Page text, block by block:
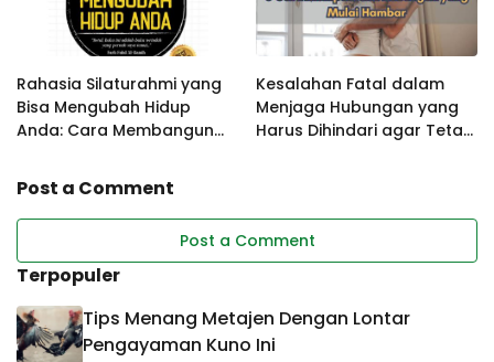
Rahasia Silaturahmi yang
Bisa Mengubah Hidup
Anda: Cara Membangun
dan Penuh Manfaat
Kesalahan Fatal dalam
Menjaga Hubungan yang
Harus Dihindari agar Tetap
Post a Comment
Post a Comment
Terpopuler
Tips Menang Metajen Dengan Lontar
Pengayaman Kuno Ini